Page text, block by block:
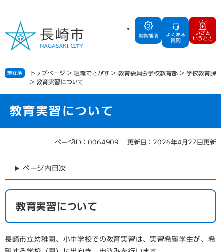
の
で
す
ー
ば
し
閲覧補助
よくある
質問
いざと
いうとき
現在地 トップページ > 組織でさがす > 教育委員会学校教育部 > 学校教育課
> 教育実習について
教育実習について
ページID：0064909 更新日：2026年4月27日更新
ページ内目次
教育実習について
長崎市立幼稚園、小中学校での教育実習は、実習希望学生が、希